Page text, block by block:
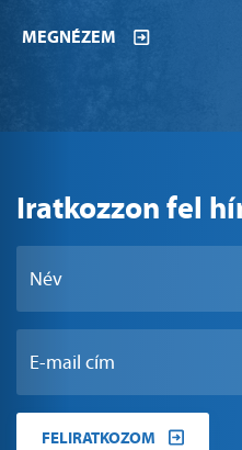
MEGNÉZEM
Iratkozzon fel
FELIRATKOZOM